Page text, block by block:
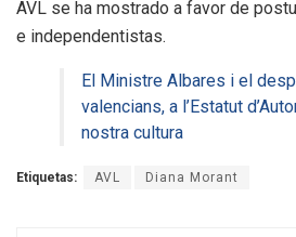
AVL se ha mostrado a favor de
e independentistas.
El Ministre Albares i el
valencians, a l’Estatut
nostra cultura
Etiquetas: AVL Diana Morant